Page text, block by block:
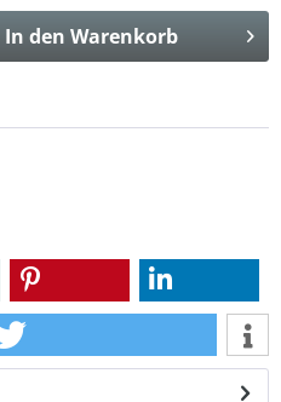
In den Warenkorb